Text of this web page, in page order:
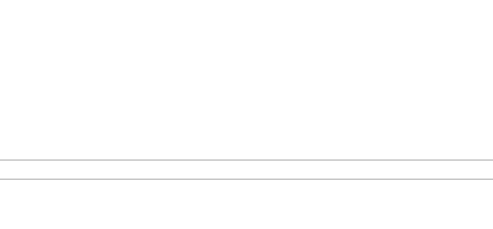
男女女情節模糊的故事。